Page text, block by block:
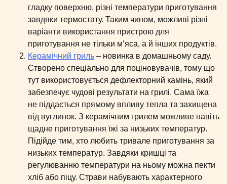
гладку поверхню, різні температури приготування
завдяки термостату. Таким чином, можливі різні
варіанти використання пристрою для
приготування не тільки м’яса, а й інших продуктів.
Керамічний гриль – новинка в домашньому саду.
Створено спеціально для поціновувачів, тому що
тут використовується дефлекторний камінь, який
забезпечує чудові результати на грилі. Сама їжа
не піддається прямому впливу тепла та захищена
від вуглинок. З керамічним грилем можливе навіть
щадне приготування їжі за низьких температур.
Підійде тим, хто любить тривале приготування за
низьких температур. Завдяки кришці та
регулюванню температури на ньому можна пекти
хліб або піцу. Страви набувають характерного